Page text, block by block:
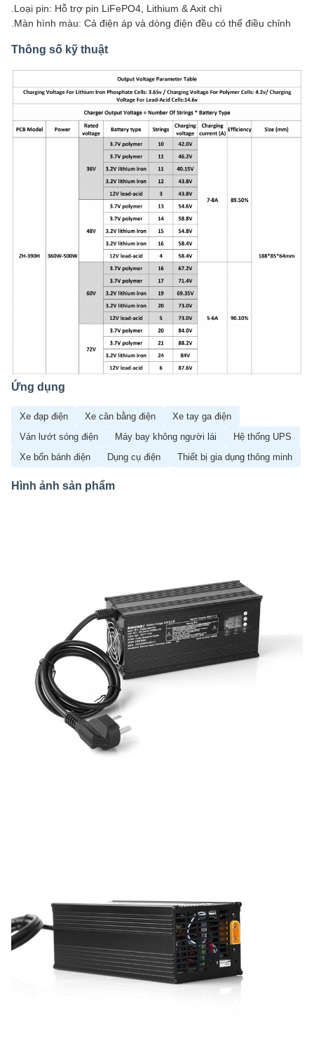
.Loại pin: Hỗ trợ pin LiFePO4, Lithium & Axit chì
.Màn hình màu: Cả điện áp và dòng điện đều có thể điều chỉnh
Thông số kỹ thuật
Ứng dụng
Xe đạp điện Xe cân bằng điện
Xe tay ga điện
Ván lướt sóng điện
Máy bay không người lái
Hệ thống UPS
Xe bốn bánh điện
Dụng cụ điện Thiết bị gia dụng thông minh
Hình ảnh sản phẩm